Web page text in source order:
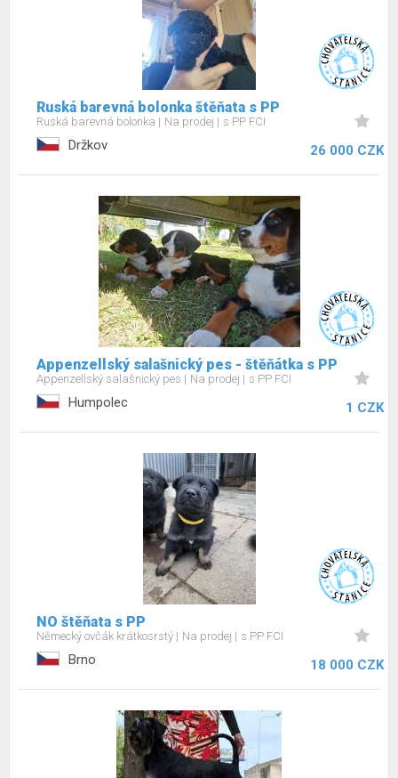
Ruská barevná bolonka štěňata s PP
Ruská barevná bolonka Na prodej s PP FCI
Držkov 26 000 CZK
Appenzellský salašnický pes - štěňátka s PP
Appenzellský salašnický pes Na prodej s PP FCI
Humpolec 1 CZK
NO štěňata s PP
Německý ovčák krátkosrstý Na prodej s PP FCI
Brno 18 000 CZK